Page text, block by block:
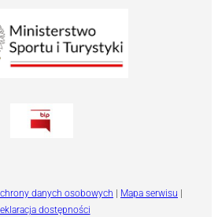
danych osobowych Mapa serwisu
dostępności